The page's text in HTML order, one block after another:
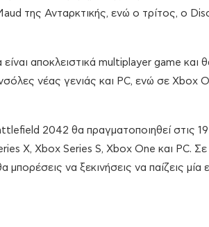
της Ανταρκτικής, ενώ ο τρίτος, ο
αποκλειστικά multiplayer game και
νέας γενιάς και PC, ενώ σε Xbox
2042 θα πραγματοποιηθεί στις
X, Xbox Series S, Xbox One και PC. Σε
να ξεκινήσεις να παίζεις